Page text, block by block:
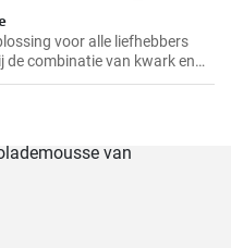
voor alle liefhebbers
de combinatie van kwark en
alleen een geweldige